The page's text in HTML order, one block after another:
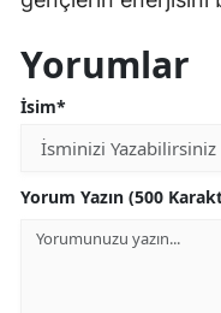
Yorumlar
İsim*
Yorum Yazın (500